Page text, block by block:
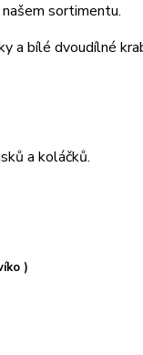
sortimentu.
a bílé dvoudílné
a koláčků.
)